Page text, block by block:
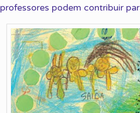
professores podem contribuir